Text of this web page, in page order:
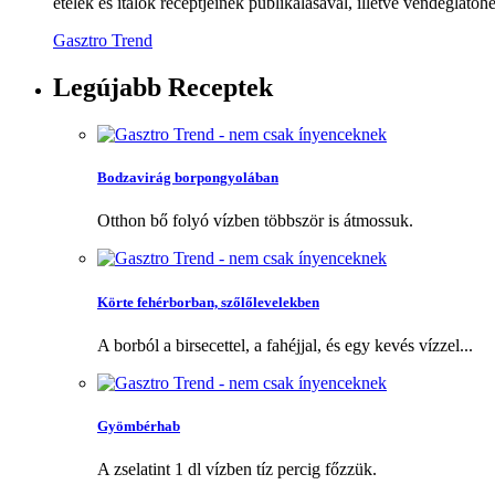
Gasztro Trend
Legújabb Receptek
Bodzavirág borpongyolában
Otthon bő folyó vízben többször is átmossuk.
Körte fehérborban, szőlőlevelekben
A borból a birsecettel, a fahéjjal, és egy kevés vízzel...
Gyömbérhab
A zselatint 1 dl vízben tíz percig főzzük.